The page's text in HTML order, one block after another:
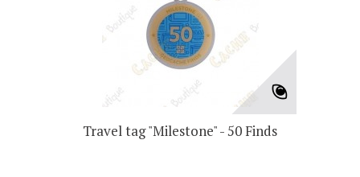
Travel tag "Milestone" - 50 Finds